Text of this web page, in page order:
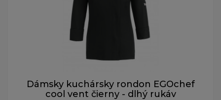
Dámsky kuchársky rondon EGOchef
cool vent čierny - dlhý rukáv